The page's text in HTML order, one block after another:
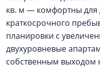
кв. м — комфортны для
краткосрочного
планировки с
двухуровневые
собственным выходом